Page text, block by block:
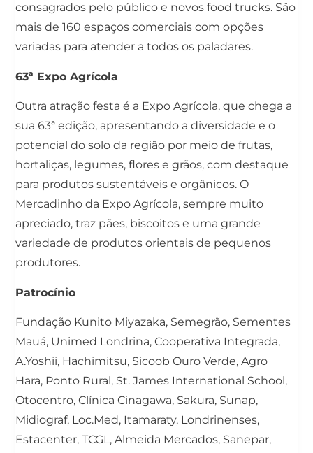
consagrados pelo público e novos food trucks. São
mais de 160 espaços comerciais com opções
variadas para atender a todos os paladares.
63ª Expo Agrícola
Outra atração festa é a Expo Agrícola, que chega a
sua 63ª edição, apresentando a diversidade e o
potencial do solo da região por meio de frutas,
hortaliças, legumes, flores e grãos, com destaque
para produtos sustentáveis e orgânicos. O
Mercadinho da Expo Agrícola, sempre muito
apreciado, traz pães, biscoitos e uma grande
variedade de produtos orientais de pequenos
produtores.
Patrocínio
Fundação Kunito Miyazaka, Semegrão, Sementes
Mauá, Unimed Londrina, Cooperativa Integrada,
A.Yoshii, Hachimitsu, Sicoob Ouro Verde, Agro
Hara, Ponto Rural, St. James International School,
Otocentro, Clínica Cinagawa, Sakura, Sunap,
Midiograf, Loc.Med, Itamaraty, Londrinenses,
Estacenter, TCGL, Almeida Mercados, Sanepar,